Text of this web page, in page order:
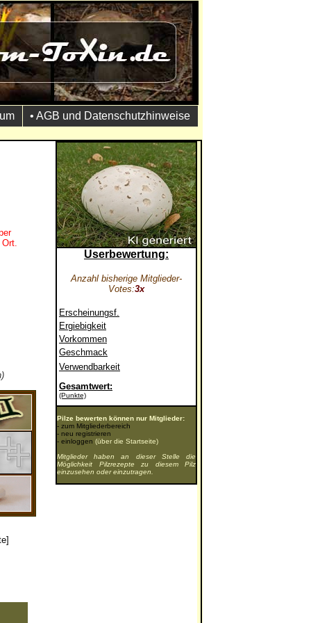
• AGB und Datenschutzhinweise
Userbewertung:
Anzahl bisherige Mitglieder-
Votes:3x
Erscheinungsf.
Ergiebigkeit
Vorkommen
Geschmack
Verwendbarkeit
Gesamtwert:
(Punkte)
Pilze bewerten können nur Mitglieder:
- zum Mitgliederbereich
- neu registrieren
- einloggen (über die Startseite)
Mitglieder haben an dieser Stelle die
Möglichkeit Pilzrezepte zu diesem Pilz
einzusehen oder einzutragen.